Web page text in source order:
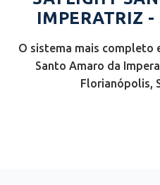
IMPERATRIZ -
O sistema mais completo
Santo Amaro da
Florianópolis,